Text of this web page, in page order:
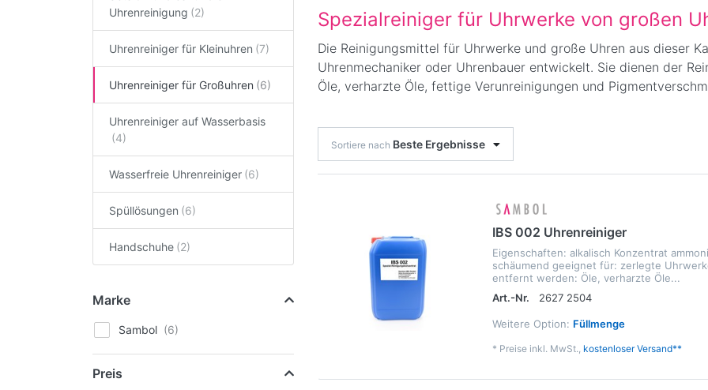
Uhrenreinigung
Uhrenreiniger für Kleinuhren
Uhrenreiniger für Großuhren
Uhrenreiniger auf Wasserbasis
Wasserfreie Uhrenreiniger
Spüllösungen
Handschuhe
Marke
Sambol
Preis
Spezialreiniger für Uhrwerke von großen
Die Reinigungsmittel für Uhrwerke und große Uhren aus dieser
Uhrenmechaniker oder Uhrenbauer entwickelt. Sie dienen der
Öle, verharzte Öle, fettige Verunreinigungen und
Sortiere nach Beste Ergebnisse
IBS 002 Uhrenreiniger
Eigenschaften: alkalisch Konzentrat
schäumend geeignet für: zerlegte
entfernt werden: Öle, verharzte Öle...
Art.-Nr.
2627 2504
Weitere Option: Füllmenge
* Preise inkl. MwSt., kostenloser Versand**